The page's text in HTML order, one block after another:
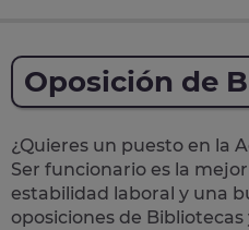
Oposición de
¿Quieres un puesto en la
Ser funcionario es la
estabilidad laboral y una
oposiciones de